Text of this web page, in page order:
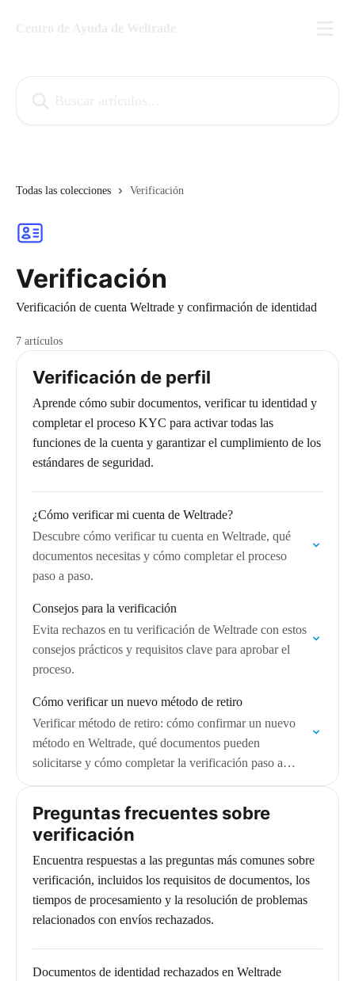
Todas las colecciones Verificación
Verificación
Verificación de cuenta Weltrade y confirmación de identidad
7 artículos
Verificación de perfil
Aprende cómo subir documentos, verificar tu identidad y
completar el proceso KYC para activar todas las
funciones de la cuenta y garantizar el cumplimiento de los
estándares de seguridad.
¿Cómo verificar mi cuenta de Weltrade?
Descubre cómo verificar tu cuenta en Weltrade, qué
documentos necesitas y cómo completar el proceso
paso a paso.
Consejos para la verificación
Evita rechazos en tu verificación de Weltrade con estos
consejos prácticos y requisitos clave para aprobar el
proceso.
Cómo verificar un nuevo método de retiro
Verificar método de retiro: cómo confirmar un nuevo
método en Weltrade, qué documentos pueden
solicitarse y cómo completar la verificación paso a
paso.
Preguntas frecuentes sobre
verificación
Encuentra respuestas a las preguntas más comunes sobre
verificación, incluidos los requisitos de documentos, los
tiempos de procesamiento y la resolución de problemas
relacionados con envíos rechazados.
Documentos de identidad rechazados en Weltrade